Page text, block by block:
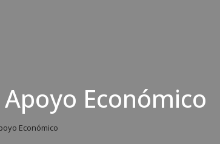
Económico
Económico